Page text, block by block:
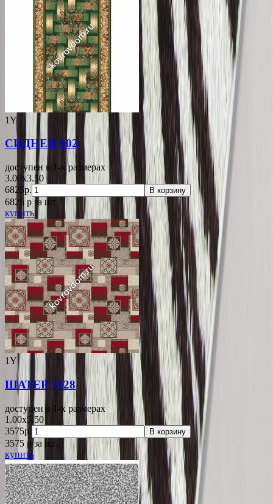
1Y
СИДНЕЙ 602
доступен в 1-x размерах
3.00x3.50
6825р.
В корзину
6825 p за шт.
купить
1Y
ШАТЕР 3128
доступен в 1-x размерах
1.00x5.50
3575р.
В корзину
3575 pза шт.
купить